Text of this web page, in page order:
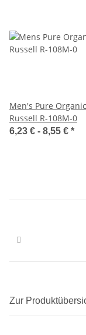
Men's Pure
Russell R-108M-0
6,23 € - 8,55 € *
Zur